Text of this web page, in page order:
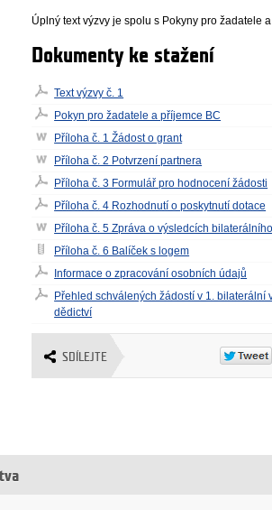
Úplný text výzvy je spolu s Pokyny pro žadatele
Dokumenty ke stažení
Text výzvy č. 1
Pokyn pro žadatele a příjemce BC
Příloha č. 1 Žádost o grant
Příloha č. 2 Potvrzení partnera
Příloha č. 3 Formulář pro hodnocení žádosti
Příloha č. 4 Rozhodnutí o poskytnutí dotace
Příloha č. 5 Zpráva o výsledcích
Příloha č. 6 Balíček s logem
Informace o zpracování osobních údajů
Přehled schválených žádostí v 1. bilaterální
dědictví
SDÍLEJTE